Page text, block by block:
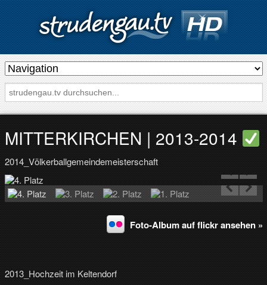
s
t
r
u
d
e
n
g
a
v
MITTERKIRCHEN | 2013-2014
2014_Völkerballgemeindemeisterschaft
Foto-Album auf flickr ansehen »
2013_Hochzeit im Keltendorf